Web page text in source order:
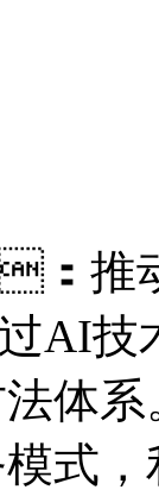
：推
AI技
体
式